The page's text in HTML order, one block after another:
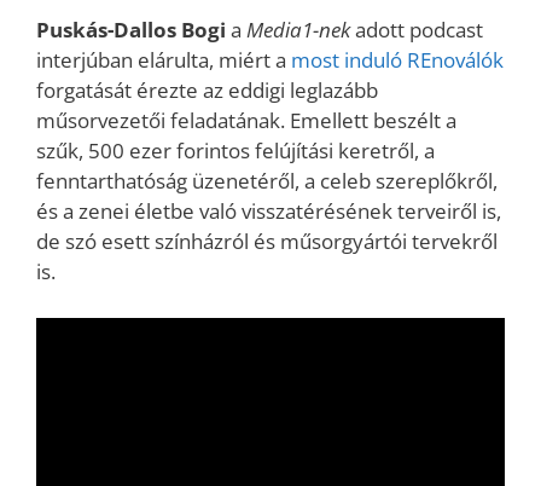
Puskás-Dallos Bogi a Media1-nekadott podcast
interjúban elárulta, miért a most induló REnoválók
forgatását érezte az eddigi leglazább
műsorvezetői feladatának. Emellett beszélt a
szűk, 500 ezer forintos felújítási keretről, a
fenntarthatóság üzenetéről, a celeb szereplőkről,
és a zenei életbe való visszatérésének terveiről is,
de szó esett színházról és műsorgyártói tervekről
is.